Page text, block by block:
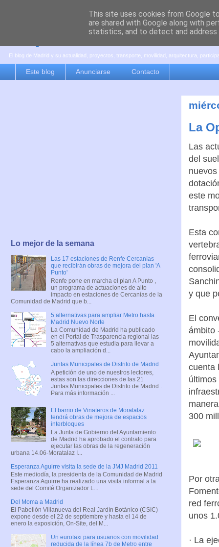
es por madrid
El blog de Madrid y su actualidad, proyectos, transporte, movilidad, arquitectura,
Este blog Anunciarse Contacto
La
Las
del
este
Esta
y que
El
ámbito
cuenta
300
Por
red
unos
· La
Lo mejor de la semana
Las 17 estaciones de Renfe Cercanías
que recibirán obras de mejora del plan 'A
Punto'
Renfe pone en marcha el plan A Punto ,
un programa de actuaciones de alto
impacto en estaciones de Cercanías de la
Comunidad de Madrid que b...
5 alternativas para ampliar Metro hasta
Madrid Nuevo Norte
La Comunidad de Madrid ha publicado
en el Portal de Trasparencia regional las
5 alternativas que estudia para llevar a
cabo la ampliación d...
Juntas Municipales de Distrito de Madrid
A petición de uno de nuestros lectores,
estas son las direcciones de las 21
Juntas Municipales de Distrito de Madrid .
Para más información ...
El barrio de Vinateros de Moratalaz
tendrá obras de mejora de espacios
interbloques
La Junta de Gobierno del Ayuntamiento
de Madrid ha aprobado el contrato para
ejecutar las obras de la regeneración
urbana 14.06-Moratalaz I...
Esperanza Aguirre visita la sede de la JMJ Madrid 2011
Este mediodía, la presidenta de la Comunidad de Madrid
Esperanza Aguirre ha realizado una visita informal a la
sede del Comité Organizador L...
Del Moma a Madrid
El Pabellón Villanueva del Real Jardín Botánico (CSIC)
expone desde el 22 de septiembre y hasta el 14 de
enero la exposición, On-Site, del M...
Un eurotaxi para usuarios con movilidad
reducida de la línea 7b de Metro entre
This site uses cookies from Google
are shared with Google along with
statistics, and to detect and address